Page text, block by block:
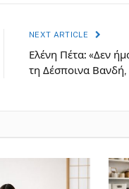
NEXT ARTICLE
Ελένη Πέτα: «Δεν
τη Δέσποινα